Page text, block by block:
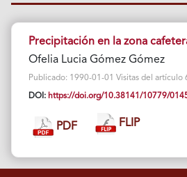
Precipitación en la zona
Ofelia Lucia Gómez Gómez
Publicado: 1990-01-01 Visitas del artículo
DOI: https://doi.org/10.38141/10779/
PDF FLIP